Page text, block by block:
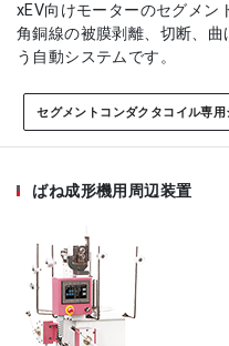
xEV向けモーターのセグメン
角銅線の被膜剥離、切断、
う自動システムです。
セグメントコンダクタコイル専用
ばね成形機用周辺装置